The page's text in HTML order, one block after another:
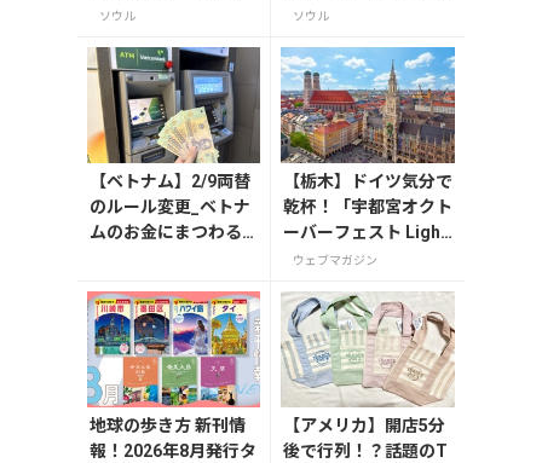
短」の海外旅行先で
し活を大満喫
ソウル
ップ「NYUNYU HOUS
ました！
ソウル
【ベトナム】2/9両替
のルール変更_ベトナ
ムのお金にまつわる
【栃木】ドイツ気分で
乾杯！「宇都宮オクト
ーバーフェスト Light
2026」が8月7日から
ウェブマガジン
地球の歩き方 新刊情
報！2026年8月発行タ
【アメリカ】開店5分
後で行列！？話題のT